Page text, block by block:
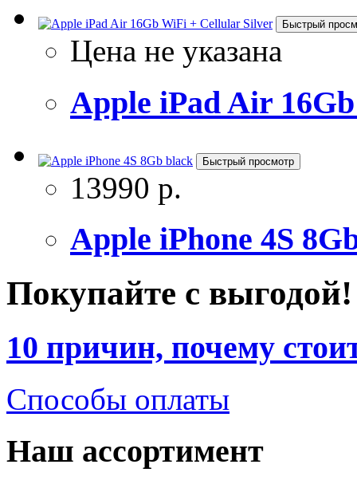
Быстрый
Цена не указана
Apple iPad Air
Быстрый просмотр
13990 р.
Apple iPhone 4S
Покупайте с выгодой!
10 причин, почему
Способы оплаты
Наш ассортимент